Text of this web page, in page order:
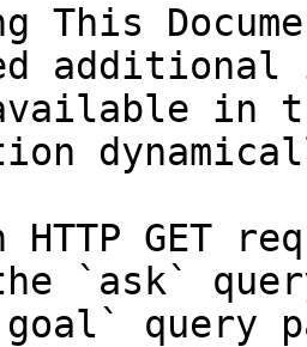
This
in
HTTP GET
`ask`
query